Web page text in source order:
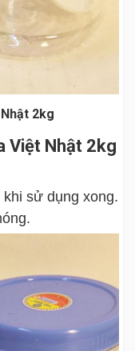
2kg
Việt Nhật 2kg
sử dụng xong.